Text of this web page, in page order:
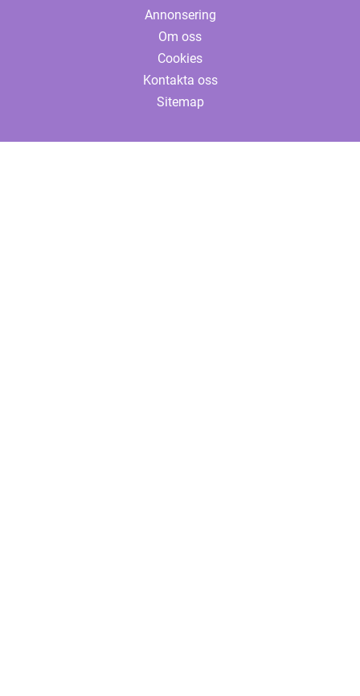
Annonsering
Om oss
Cookies
Kontakta oss
Sitemap